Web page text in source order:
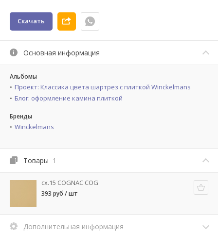
Скачать
Основная информация
Альбомы
Проект: Классика цвета шартрез с плиткой Winckelmans
Блог: оформление камина плиткой
Бренды
Winckelmans
Товары 1
cx.15 COGNAC COG
393 руб / шт
Дополнительная информация